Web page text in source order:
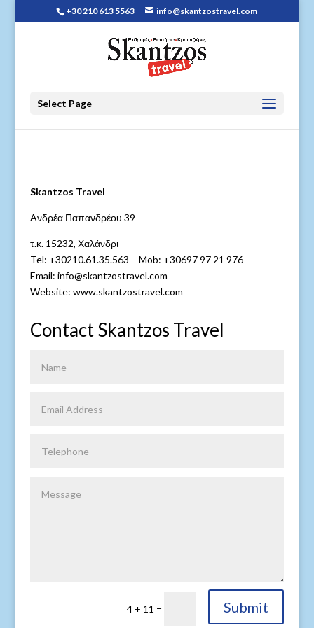
+30 210 613 5563 info@skantzostravel.com
Select Page
Skantzos Travel
Aνδρέα Παπανδρέου 39
τ.κ. 15232, Χαλάνδρι
Tel: +30210.61.35.563 – Mob: +30697 97 21 976
Email: info@skantzostravel.com
Website: www.skantzostravel.com
Contact Skantzos Travel
4 + 11 = Submit